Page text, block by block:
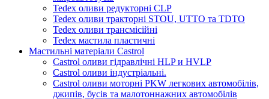
Tedex оливи редукторні CLP
Tedex оливи тракторні STOU, UTTO та TDTO
Tedex оливи трансмісійні
Tedex мастила пластичні
Мастильні матеріали Castrol
Castrol оливи гідравлічні HLP и HVLP
Castrol оливи індустріальні.
Castrol оливи моторні PKW легкових автомобілів,
джипів, бусів та малотоннажних автомобілів